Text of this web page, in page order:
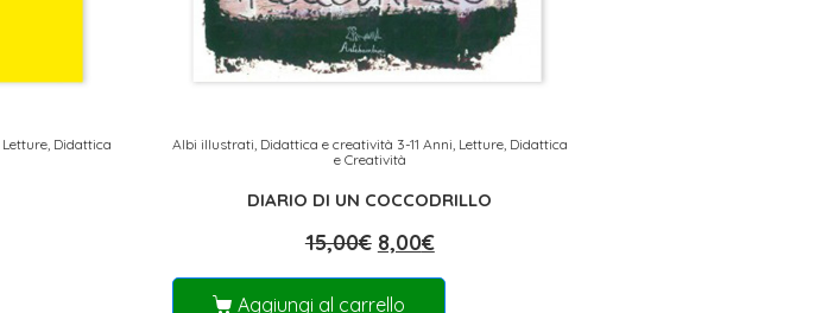
Letture, Didattica
Albi illustrati, Didattica e creatività 3-11 Anni, Letture, Didattica
e Creatività
DIARIO DI UN COCCODRILLO
15,00€ 8,00€
Aggiungi al carrello